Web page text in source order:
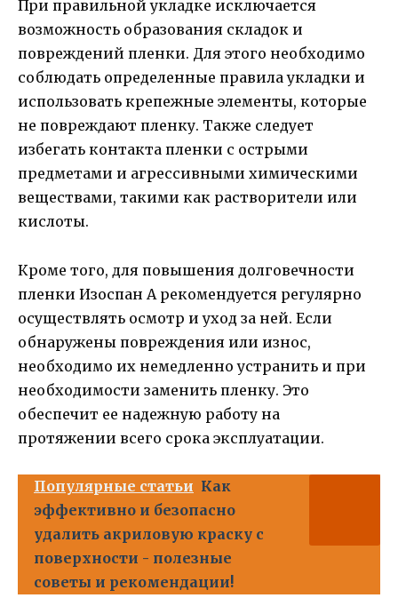
При правильной укладке исключается
возможность образования складок и
повреждений пленки. Для этого необходимо
соблюдать определенные правила укладки и
использовать крепежные элементы, которые
не повреждают пленку. Также следует
избегать контакта пленки с острыми
предметами и агрессивными химическими
веществами, такими как растворители или
кислоты.
Кроме того, для повышения долговечности
пленки Изоспан A рекомендуется регулярно
осуществлять осмотр и уход за ней. Если
обнаружены повреждения или износ,
необходимо их немедленно устранить и при
необходимости заменить пленку. Это
обеспечит ее надежную работу на
протяжении всего срока эксплуатации.
Популярные статьи Как
эффективно и безопасно
удалить акриловую краску с
поверхности - полезные
советы и рекомендации!